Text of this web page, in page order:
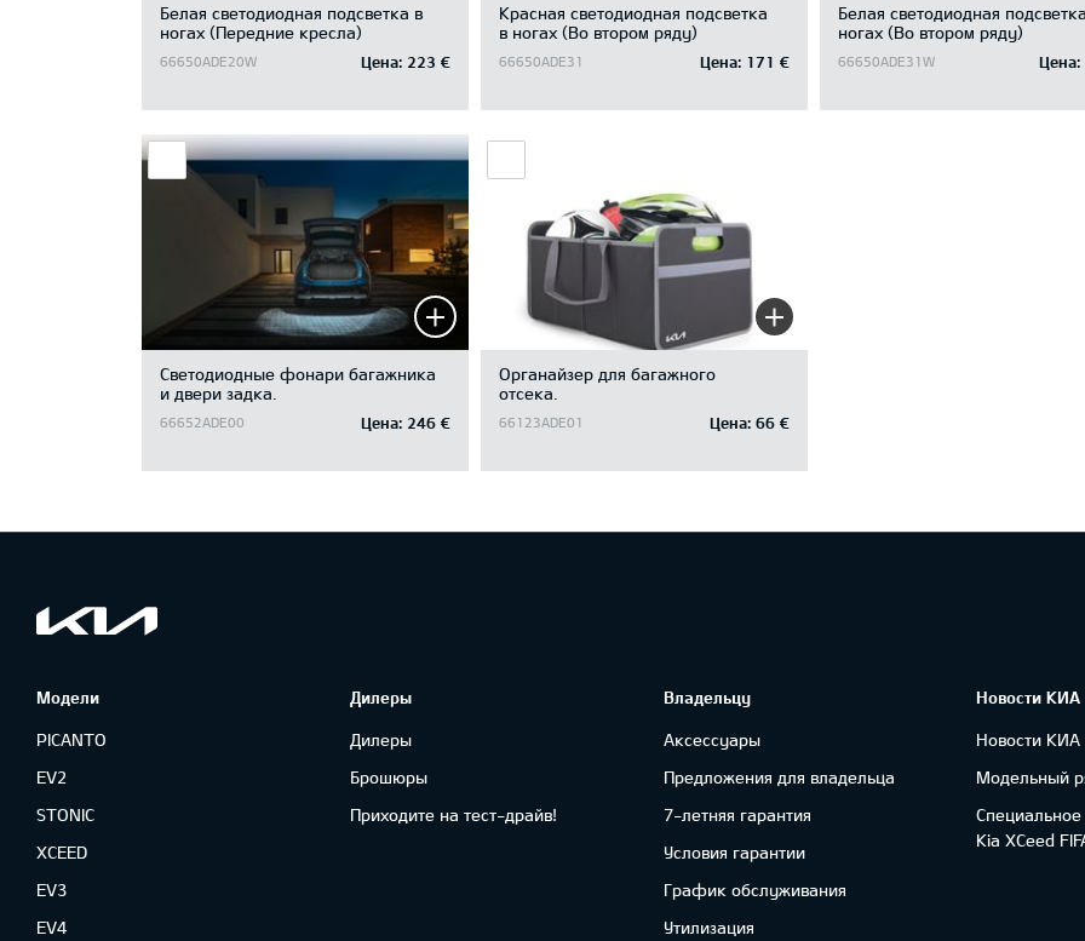
Белая светодиодная подсветка в
ногах (Передние кресла)
66650ADE20W Цена: 223 €
Красная светодиодная подсветка
в ногах (Во втором ряду)
66650ADE31 Цена: 171 €
Белая светодиодная
ногах (Во втором ряду)
66650ADE31W Цена:
Светодиодные фонари багажника
и двери задка.
66652ADE00 Цена: 246 €
Oрганайзер для багажного
отсека.
66123ADE01 Цена: 66 €
Модели
PICANTO
EV2
STONIC
XCEED
EV3
EV4
Дилеры
Дилеры
Брошюры
Приходите на тест-драйв!
Владельцу
Аксессуары
Предложения для владельца
7-летняя гарантия
Условия гарантии
График обслуживания
Утилизация
Новости КИА
Новости КИА
Модельный
Kia XCeed